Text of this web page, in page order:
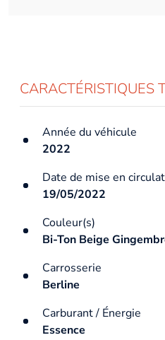
CARACTÉRISTIQUES
Année du véhicule
2022
Date de mise en
19/05/2022
Couleur(s)
Bi-Ton Beige
Carrosserie
Berline
Carburant / Énergie
Essence